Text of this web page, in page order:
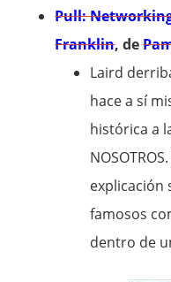
Pull:
Franklin, de
Laird
hace a sí
histórica a
explicación
famosos
dentro de